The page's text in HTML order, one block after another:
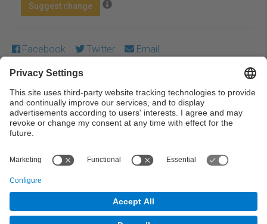
Suggest change
Facebook Twitter Email
Except where otherwise noted, content on this work is
licensed under a Creative Commons license:Attribution-
NonCommercial-NoDerivs 4.0 Generic